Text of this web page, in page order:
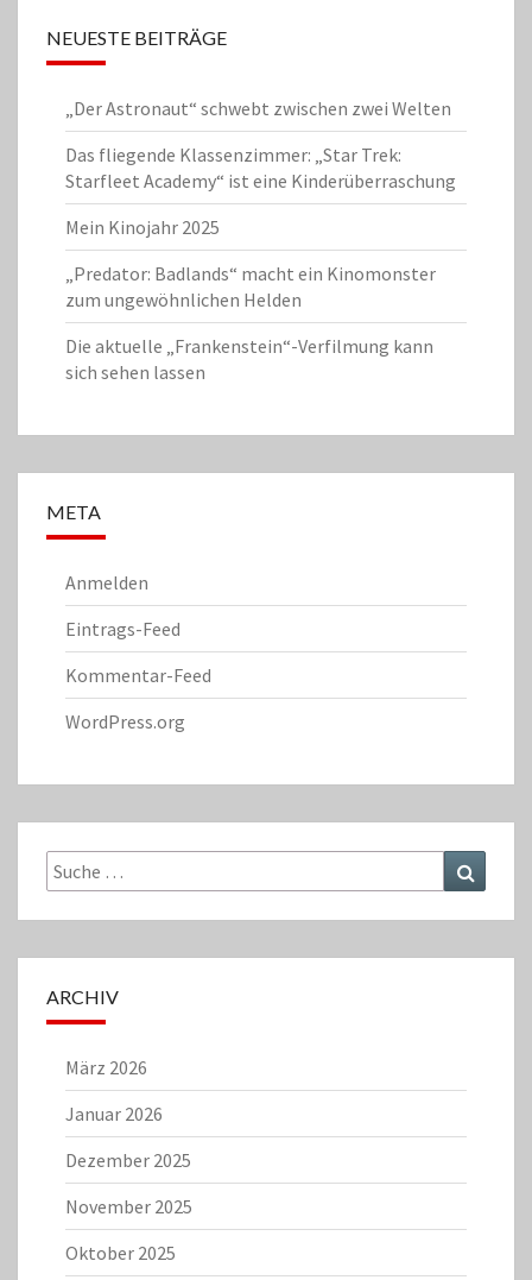
NEUESTE BEITRÄGE
„Der Astronaut“ schwebt zwischen zwei Welten
Das fliegende Klassenzimmer: „Star Trek:
Starfleet Academy“ ist eine Kinderüberraschung
Mein Kinojahr 2025
„Predator: Badlands“ macht ein Kinomonster
zum ungewöhnlichen Helden
Die aktuelle „Frankenstein“-Verfilmung kann
sich sehen lassen
META
Anmelden
Eintrags-Feed
Kommentar-Feed
WordPress.org
Suche
nach:
ARCHIV
März 2026
Januar 2026
Dezember 2025
November 2025
Oktober 2025